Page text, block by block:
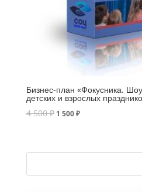
Бизнес-план «Фокусника.
детских и взрослых
4 500₽ 1 500₽